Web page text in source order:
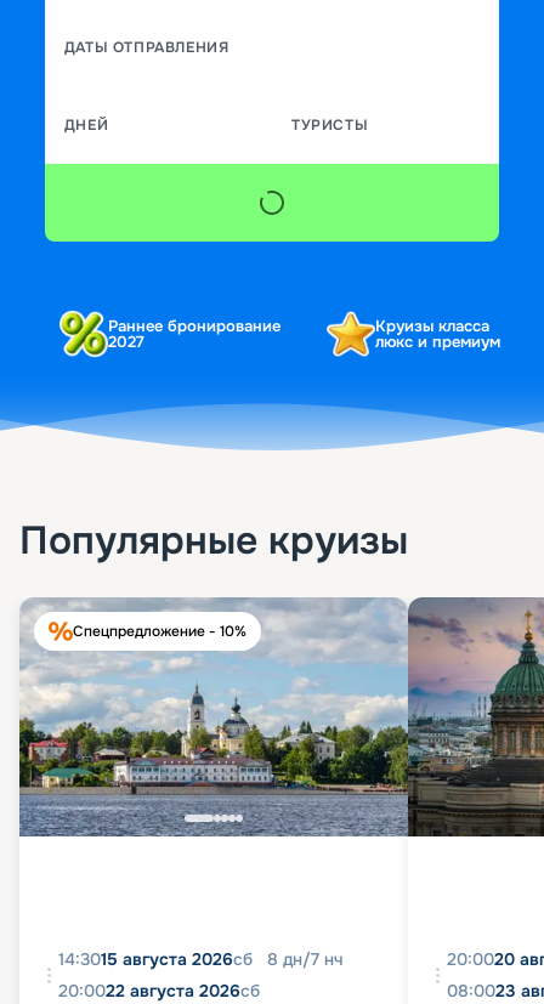
ДАТЫ ОТПРАВЛЕНИЯ
ДНЕЙ ТУРИСТЫ
Раннее бронирование
2027
Круизы класса
люкс и премиум
Популярные круизы
Спецпредложение - 10%
14:3015 августа 2026сб 8 дн/7 нч
20:0022 августа 2026сб
20:0020
08:0023